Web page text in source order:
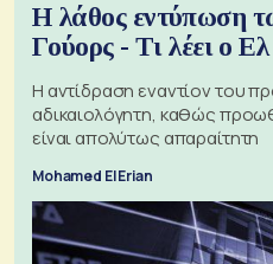
Η λάθος εντύπωση
Γούορς - Τι λέει ο
Η αντίδραση εναντίον του
αδικαιολόγητη, καθώς
είναι απολύτως απαραίτητη
Mohamed El Erian